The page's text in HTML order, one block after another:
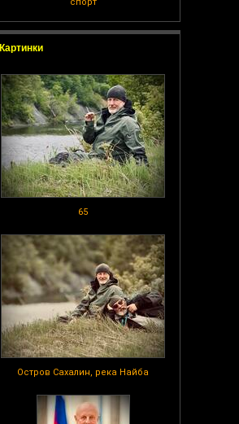
Картинки
65
Остров Сахалин, река Найба